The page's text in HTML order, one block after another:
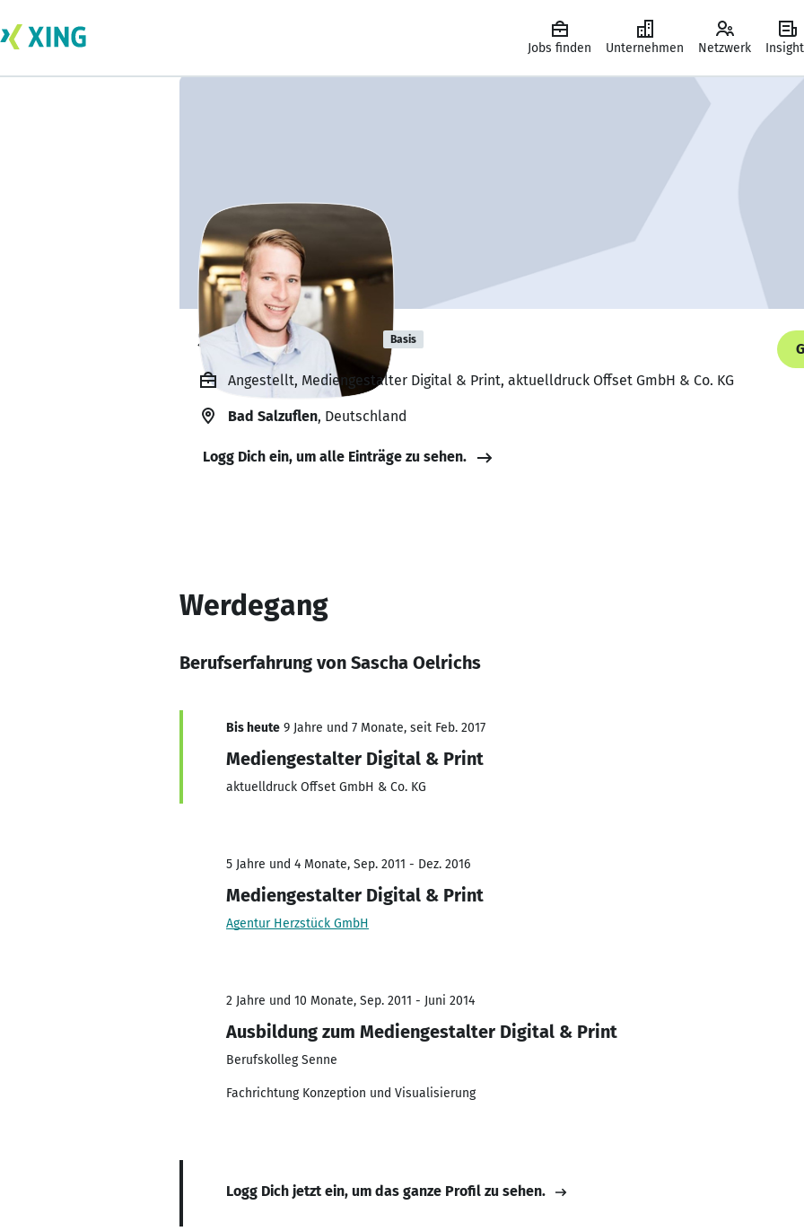
Jobs finden Unternehmen Netzwerk
Sascha Oelrichs Basis
Angestellt, Mediengestalter Digital & Print, aktuelldruck Offset GmbH & Co. KG
Bad Salzuflen, Deutschland
Logg Dich ein, um alle Einträge zu sehen.
Werdegang
Berufserfahrung von Sascha Oelrichs
Bis heute 9 Jahre und 7 Monate, seit Feb. 2017
Mediengestalter Digital & Print
aktuelldruck Offset GmbH & Co. KG
5 Jahre und 4 Monate, Sep. 2011 - Dez. 2016
Mediengestalter Digital & Print
Agentur Herzstück GmbH
2 Jahre und 10 Monate, Sep. 2011 - Juni 2014
Ausbildung zum Mediengestalter Digital & Print
Berufskolleg Senne
Fachrichtung Konzeption und Visualisierung
Logg Dich jetzt ein, um das ganze Profil zu sehen.